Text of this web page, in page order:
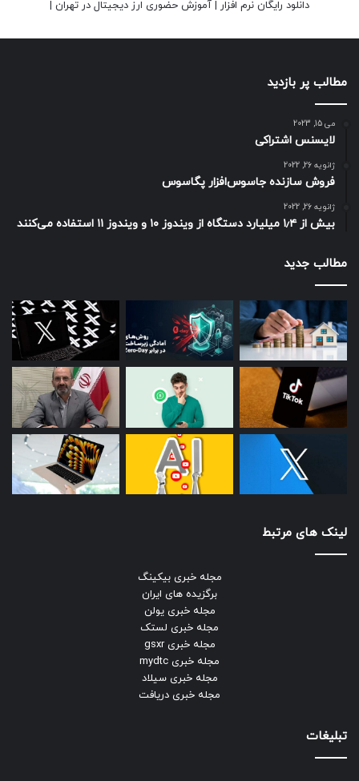
دانلود رایگان نرم افزار | آموزش حضوری ارز دیجیتال در تهران |
مطالب پر بازدید
می 15, 2023
لایسنس اشتراکی
ژانویه 26, 2022
فروش سازنده جاسوس‌افزار پگاسوس
ژانویه 26, 2022
بیش از ۱٫۴ میلیارد دستگاه از ویندوز ۱۰ و ویندوز ۱۱ استفاده می‌کنند
مطالب جدید
لینک های مرتبط
مجله خبری بیکینگ
برگزیده های ایران
مجله خبری یولن
مجله خبری لستک
مجله خبری gsxr
مجله خبری mydtc
مجله خبری سیلاد
مجله خبری دریافت
تبلیغات